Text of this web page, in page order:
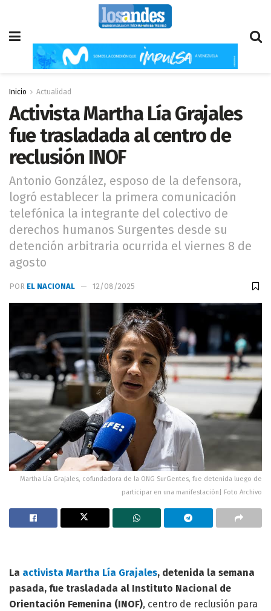
Inicio Actualidad
Activista Martha Lía Grajales
fue trasladada al centro de
reclusión INOF
Antonio González, esposo de la defensora,
logró establecer la primera comunicación
telefónica la integrante del colectivo de
derechos humanos Surgentes desde su
detención arbitraria ocurrida el viernes 8 de
agosto
POR EL NACIONAL 12/08/2025
Martha Lía Grajales, cofundadora de la ONG SurGentes, fue detenida luego de
participar en una manifestación| Foto Archivo
La activista Martha Lía Grajales, detenida la semana
pasada, fue trasladada al Instituto Nacional de
Orientación Femenina (INOF), centro de reclusión para